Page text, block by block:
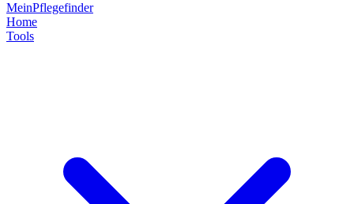
MeinPflegefinder
Home
Tools